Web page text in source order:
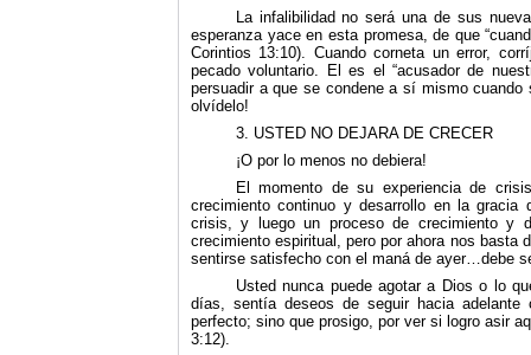
La infalibilidad no será una de sus
esperanza yace en esta promesa, de que
Corintios 13:10). Cuando corneta un error,
pecado voluntario. El es el “acusador de
persuadir a que se condene a sí mis­mo cuando
olvídelo!
3. USTED NO DEJARA DE CRECER
¡O por lo menos no debiera!
El momento de su experiencia de
crecimiento continuo y desarrollo en la gracia
crisis, y luego un proceso de crecimiento y
crecimiento espiritual, pero por ahora nos basta
sentirse satisfecho con el maná de ayer…debe
Usted nunca puede agotar a Dios o lo
días, sentía deseos de seguir hacia
perfecto; sino que prosigo, por ver si logro asir
3:12).